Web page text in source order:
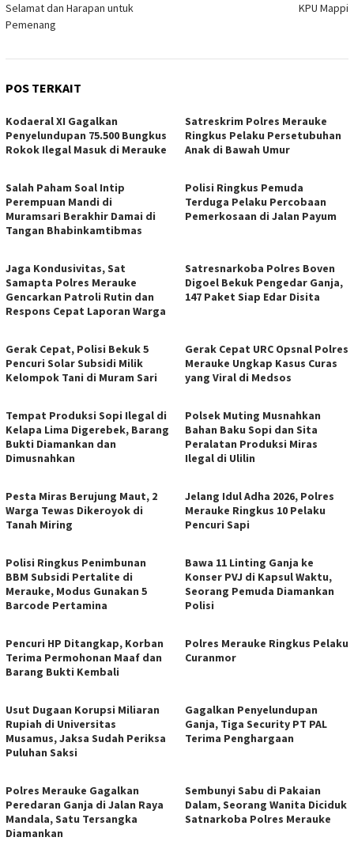
Selamat dan Harapan untuk
Pemenang
KPU Mappi
POS TERKAIT
​Kodaeral XI Gagalkan
Penyelundupan 75.500 Bungkus
Rokok Ilegal Masuk di Merauke
Satreskrim Polres Merauke
Ringkus Pelaku Persetubuhan
Anak di Bawah Umur
Salah Paham Soal Intip
Perempuan Mandi di
Muramsari Berakhir Damai di
Tangan Bhabinkamtibmas
Polisi Ringkus Pemuda
Terduga Pelaku Percobaan
Pemerkosaan di Jalan Payum
Jaga Kondusivitas, Sat
Samapta Polres Merauke
Gencarkan Patroli Rutin dan
Respons Cepat Laporan Warga
Satresnarkoba Polres Boven
Digoel Bekuk Pengedar Ganja,
147 Paket Siap Edar Disita
Gerak Cepat, Polisi Bekuk 5
Pencuri Solar Subsidi Milik
Kelompok Tani di Muram Sari
Gerak Cepat URC Opsnal Polres
Merauke Ungkap Kasus Curas
yang Viral di Medsos
Tempat Produksi Sopi Ilegal di
Kelapa Lima Digerebek, Barang
Bukti Diamankan dan
Dimusnahkan
Polsek Muting Musnahkan
Bahan Baku Sopi dan Sita
Peralatan Produksi Miras
Ilegal di Ulilin
Pesta Miras Berujung Maut, 2
Warga Tewas Dikeroyok di
Tanah Miring
Jelang Idul Adha 2026, Polres
Merauke Ringkus 10 Pelaku
Pencuri Sapi
Polisi Ringkus Penimbunan
BBM Subsidi Pertalite di
Merauke, Modus Gunakan 5
Barcode Pertamina
Bawa 11 Linting Ganja ke
Konser PVJ di Kapsul Waktu,
Seorang Pemuda Diamankan
Polisi
Pencuri HP Ditangkap, Korban
Terima Permohonan Maaf dan
Barang Bukti Kembali
Polres Merauke Ringkus Pelaku
Curanmor
Usut Dugaan Korupsi Miliaran
Rupiah di Universitas
Musamus, Jaksa Sudah Periksa
Puluhan Saksi
Gagalkan Penyelundupan
Ganja, Tiga Security PT PAL
Terima Penghargaan
​Polres Merauke Gagalkan
Peredaran Ganja di Jalan Raya
Mandala, Satu Tersangka
Diamankan
Sembunyi Sabu di Pakaian
Dalam, Seorang Wanita Diciduk
Satnarkoba Polres Merauke